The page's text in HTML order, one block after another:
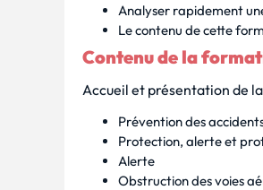
Analyser rapidement
Le contenu de cette
Contenu de la
Accueil et présentation de
Prévention des
Protection, alerte et
Alerte
Obstruction des voies